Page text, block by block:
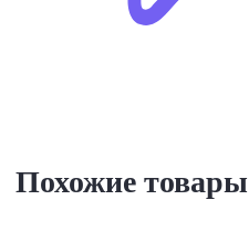
Похожие товары